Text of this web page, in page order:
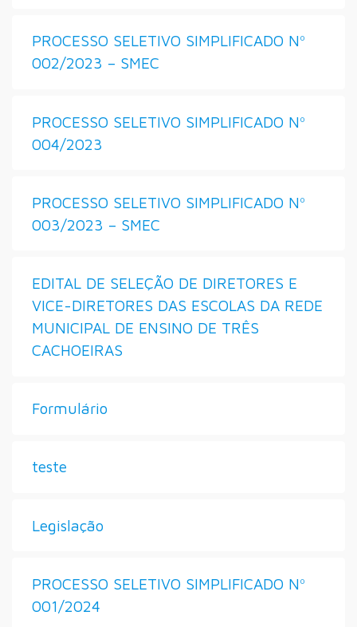
PROCESSO SELETIVO SIMPLIFICADO Nº
002/2023 – SMEC
PROCESSO SELETIVO SIMPLIFICADO Nº
004/2023
PROCESSO SELETIVO SIMPLIFICADO Nº
003/2023 – SMEC
EDITAL DE SELEÇÃO DE DIRETORES E
VICE-DIRETORES DAS ESCOLAS DA REDE
MUNICIPAL DE ENSINO DE TRÊS
CACHOEIRAS
Formulário
teste
Legislação
PROCESSO SELETIVO SIMPLIFICADO Nº
001/2024